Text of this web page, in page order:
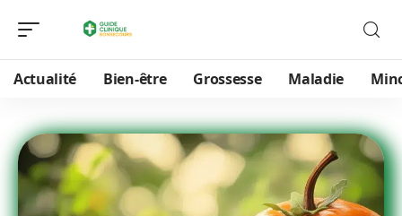
Actualité Bien-être Grossesse Maladie